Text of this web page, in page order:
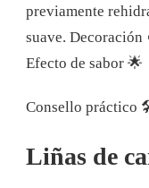
previamente
suave. Decoración
Efecto de sabor 🌟
Consello práctico
Liñas de